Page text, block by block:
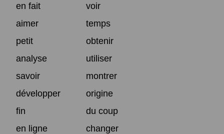
en fait
voir
aimer
temps
petit
obtenir
analyse
utiliser
savoir
montrer
développer
origine
fin
du coup
en ligne
changer